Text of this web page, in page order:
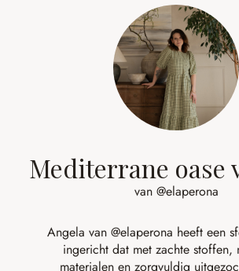
Mediterrane oase
van @elaperona
Angela van @elaperona heeft een
ingericht dat met zachte stoffen,
materialen en zorgvuldig